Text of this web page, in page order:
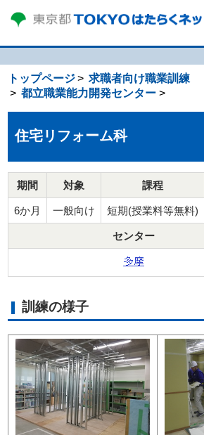
トップページ
求職者向け職業訓練
都立職業能力開発センター
住宅リフォーム科
期間 対象 課程
6か月 一般向け 短期(授業料等無料)
センター
訓練の様子